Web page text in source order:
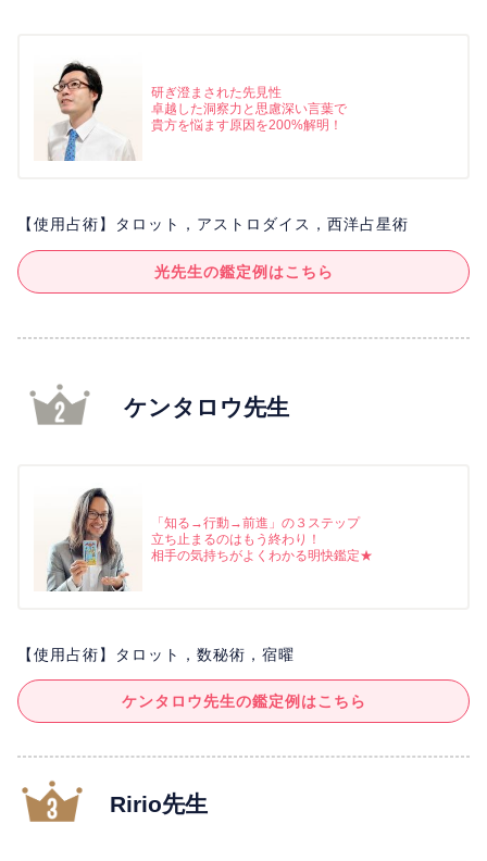
研ぎ澄まされた先見性
卓越した洞察力と思慮深い言葉で
貴方を悩ます原因を200%解明！
【使用占術】タロット，アストロダイス，西洋占星術
光先生の鑑定例はこちら
ケンタロウ先生
「知る→行動→前進」の３ステップ
立ち止まるのはもう終わり！
相手の気持ちがよくわかる明快鑑定★
【使用占術】タロット，数秘術，宿曜
ケンタロウ先生の鑑定例はこちら
Ririo先生